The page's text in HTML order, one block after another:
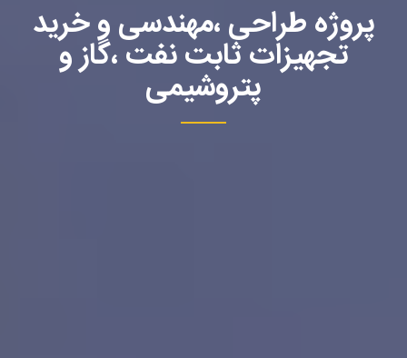
پروژه طراحی ،مهندسی و خرید
تجهیزات ثابت نفت ،گاز و
پتروشیمی